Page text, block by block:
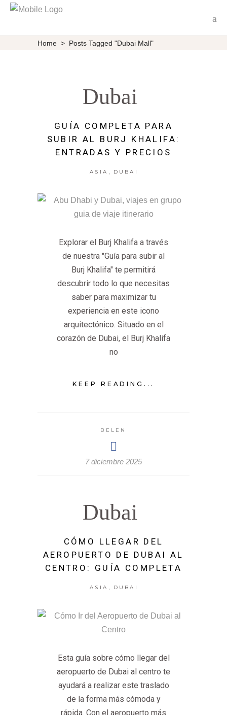
Home > Posts Tagged "Dubai Mall"
Dubai
GUÍA COMPLETA PARA
SUBIR AL BURJ KHALIFA:
ENTRADAS Y PRECIOS
ASIA , DUBAI
Explorar el Burj Khalifa a través
de nuestra "Guía para subir al
Burj Khalifa" te permitirá
descubrir todo lo que necesitas
saber para maximizar tu
experiencia en este icono
arquitectónico. Situado en el
corazón de Dubai, el Burj Khalifa
no
KEEP READING...
BELEN
7 diciembre 2025
Dubai
CÓMO LLEGAR DEL
AEROPUERTO DE DUBAI AL
CENTRO: GUÍA COMPLETA
ASIA , DUBAI
Esta guía sobre cómo llegar del
aeropuerto de Dubai al centro te
ayudará a realizar este traslado
de la forma más cómoda y
rápida. Con el aeropuerto más